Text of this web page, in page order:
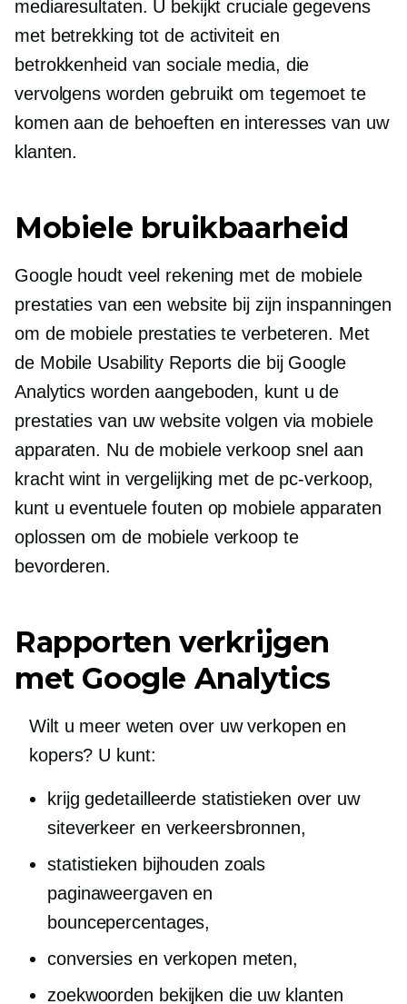
mediaresultaten. U bekijkt cruciale gegevens
met betrekking tot de activiteit en
betrokkenheid van sociale media, die
vervolgens worden gebruikt om tegemoet te
komen aan de behoeften en interesses van uw
klanten.
Mobiele bruikbaarheid
Google houdt veel rekening met de mobiele
prestaties van een website bij zijn inspanningen
om de mobiele prestaties te verbeteren. Met
de Mobile Usability Reports die bij Google
Analytics worden aangeboden, kunt u de
prestaties van uw website volgen via mobiele
apparaten. Nu de mobiele verkoop snel aan
kracht wint in vergelijking met de pc-verkoop,
kunt u eventuele fouten op mobiele apparaten
oplossen om de mobiele verkoop te
bevorderen.
Rapporten verkrijgen
met Google Analytics
Wilt u meer weten over uw verkopen en
kopers? U kunt:
krijg gedetailleerde statistieken over uw
siteverkeer en verkeersbronnen,
statistieken bijhouden zoals
paginaweergaven en
bouncepercentages,
conversies en verkopen meten,
zoekwoorden bekijken die uw klanten